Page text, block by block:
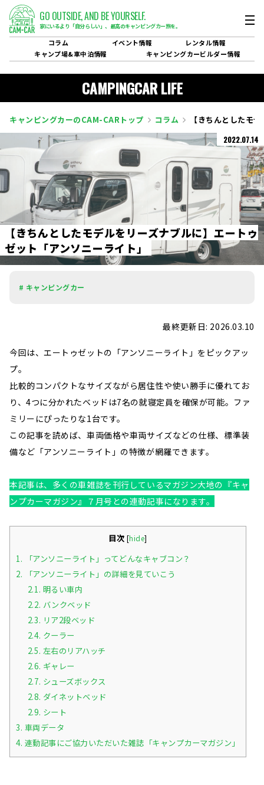
GO OUTSIDE,AND BE YOURSELF.
家にいるより「自分らしい」、 最高のキャンピングカー旅を。
コラム イベント情報 レンタル情報
キャンプ場&車中泊情報 キャンピングカービルダー情報
CAMPINGCAR LIFE
キャンピングカーのCAM-CARトップ コラム 【きちんとしたモ
2022.07.14
【きちんと したモデルをリーズナブルに】 エー ト ゥ
ゼッ ト 「アンソニーライ ト 」
# キャンピングカー
最終更新日: 2026.03.10
今回は、エートゥゼットの「アンソニーライト」をピックアッ
プ。
比較的コンパクトなサイズながら居住性や使い勝手に優れてお
り、4つに分かれたベッドは7名の就寝定員を確保が可能。ファ
ミリーにぴったりな1台です。
この記事を読めば、車両価格や車両サイズなどの仕様、標準装
備など「アンソニーライト」の特徴が網羅できます。
本記事は、多くの車雑誌を刊行しているマガジン大地の『キャ
ンプカーマガジン』７月号との連動記事になります。
目次 [hide]
1. 「アンソニーライト」ってどんなキャブコン？
2. 「アンソニーライト」の詳細を見ていこう
2.1. 明るい車内
2.2. バンクベッド
2.3. リア2段ベッド
2.4. クーラー
2.5. 左右のリアハッチ
2.6. ギャレー
2.7. シューズボックス
2.8. ダイネットベッド
2.9. シート
3. 車両データ
4. 連動記事にご協力いただいた雑誌「キャンプカーマガジン」